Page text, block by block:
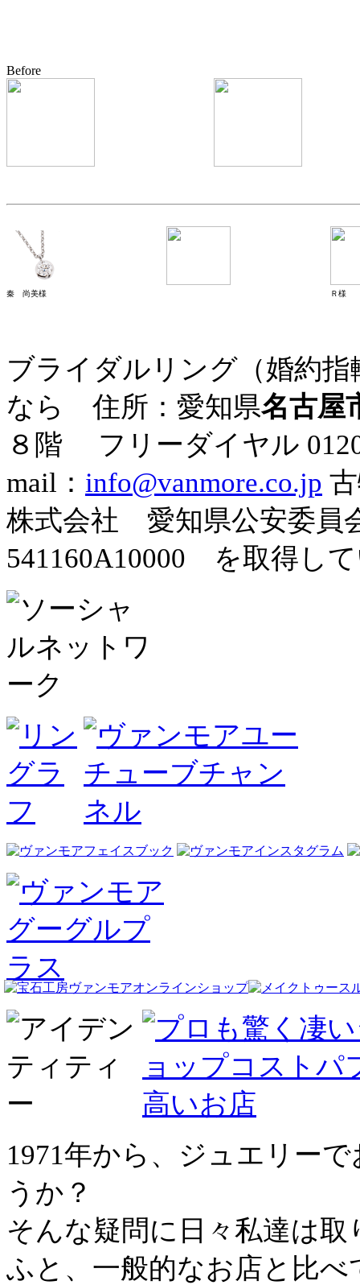
Before
秦 尚美様 Ｒ様
ブライダルリング（婚約
なら 住所：愛知県名古屋
８階
フリーダイヤル
mail： info@vanmore.co.jp
株式会社 愛知県公安委
541160A10000 を取得し
1971年から、ジュエリー
うか？
そんな疑問に日々私達は
ふと、一般的なお店と比べ